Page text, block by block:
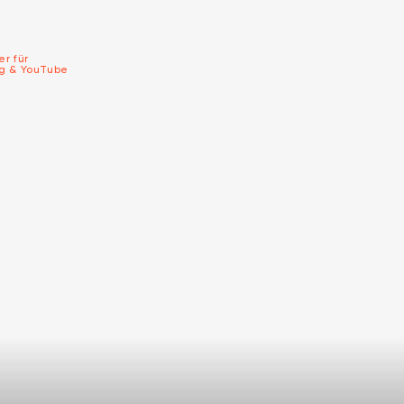
für
& YouTube